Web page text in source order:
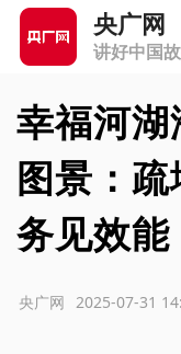
央广网
讲好中国
幸福河
图景：
务见效能
2025-07-31
央广网